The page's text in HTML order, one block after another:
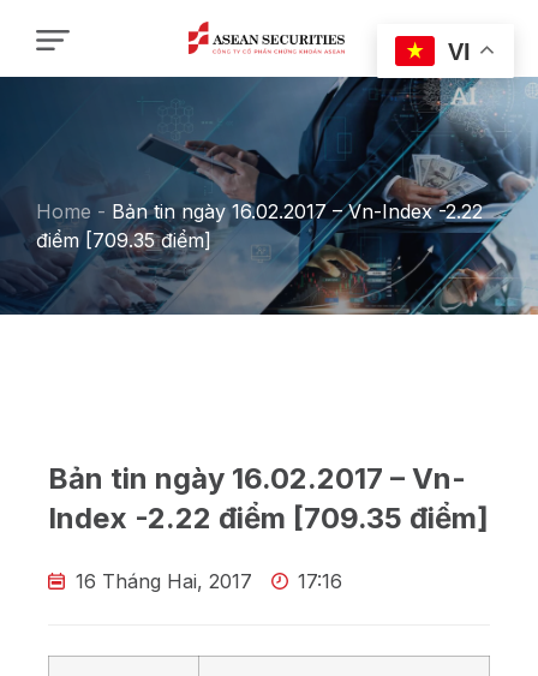
Home - Bản tin ngày 16.02.2017 – Vn-Index -2.22
điểm [709.35 điểm]
Bản tin ngày 16.02.2017 – Vn-
Index -2.22 điểm [709.35 điểm]
16 Tháng Hai, 2017 17:16
VI